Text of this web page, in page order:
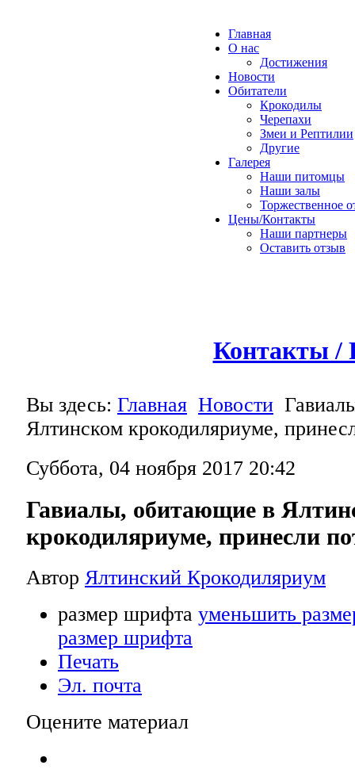
Главная
О нас
Достижения
Новости
Обитатели
Крокодилы
Черепахи
Змеи и Рептилии
Другие
Галерея
Наши питомцы
Наши залы
Торжественное
Цены/Контакты
Наши партнеры
Оставить отзыв
Контакты /
Вы здесь: Главная Новости
Ялтинском крокодиляриуме,
Суббота, 04 ноября 2017 20:42
Гавиалы, обитающие в
крокодиляриуме, принесли
Автор Ялтинский Крокодиляриум
размер шрифта уменьшить
размер шрифта
Печать
Эл. почта
Оцените материал